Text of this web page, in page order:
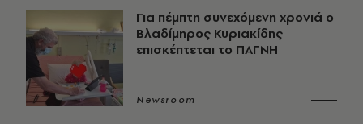
Για πέμπτη συνεχόμενη χρονιά ο
Βλαδίμηρος Κυριακίδης
επισκέπτεται το ΠΑΓΝΗ
Newsroom